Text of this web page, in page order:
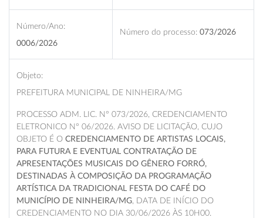
Número/Ano:
0006/2026
Número do processo: 073/2026
Objeto:
PREFEITURA MUNICIPAL DE NINHEIRA/MG
PROCESSO ADM. LIC. N° 073/2026, CREDENCIAMENTO
ELETRONICO N° 06/2026. AVISO DE LICITAÇÃO, CUJO
OBJETO É O CREDENCIAMENTO DE ARTISTAS LOCAIS,
PARA FUTURA E EVENTUAL CONTRATAÇÃO DE
APRESENTAÇÕES MUSICAIS DO GÊNERO FORRÓ,
DESTINADAS À COMPOSIÇÃO DA PROGRAMAÇÃO
ARTÍSTICA DA TRADICIONAL FESTA DO CAFÉ DO
MUNICÍPIO DE NINHEIRA/MG, DATA DE INÍCIO DO
CREDENCIAMENTO NO DIA 30/06/2026 ÀS 10H00.